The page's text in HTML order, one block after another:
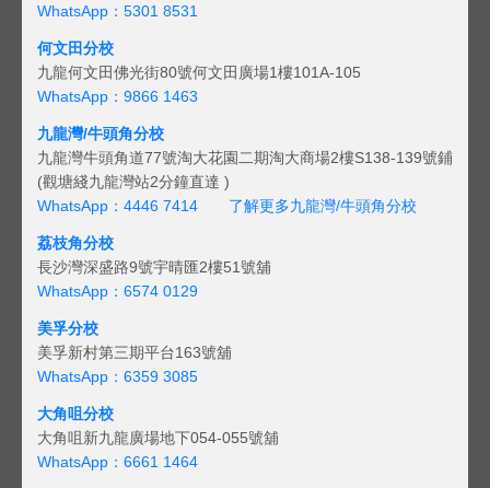
WhatsApp：5301 8531
何文田分校
九龍何文田佛光街80號何文田廣場1樓101A-105
WhatsApp：9866 1463
九龍灣/牛頭角分校
九龍灣牛頭角道77號淘大花園二期淘大商場2樓S138-139號鋪
(觀塘綫九龍灣站2分鐘直達 )
WhatsApp：4446 7414
了解更多九龍灣/牛頭角分校
荔枝角分校
長沙灣深盛路9號宇晴匯2樓51號舖
WhatsApp：6574 0129
美孚分校
美孚新村第三期平台163號舖
WhatsApp：6359 3085
大角咀分校
大角咀新九龍廣場地下054-055號舖
WhatsApp：6661 1464